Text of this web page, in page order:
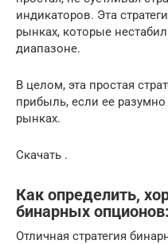
индикаторов. Эта
рынках, которые
диапазоне.
В целом, эта простая
прибыль, если ее
рынках.
Скачать .
Как определить,
бинарных опционов:
Отличная стратегия